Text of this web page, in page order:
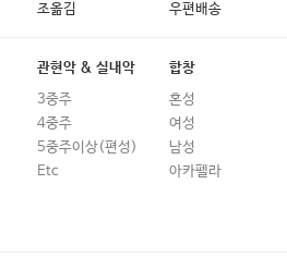
조옮김 우편배송
관현악 & 실내악
3중주
4중주
5중주이상(편성)
Etc
합창
혼성
여성
남성
아카펠라